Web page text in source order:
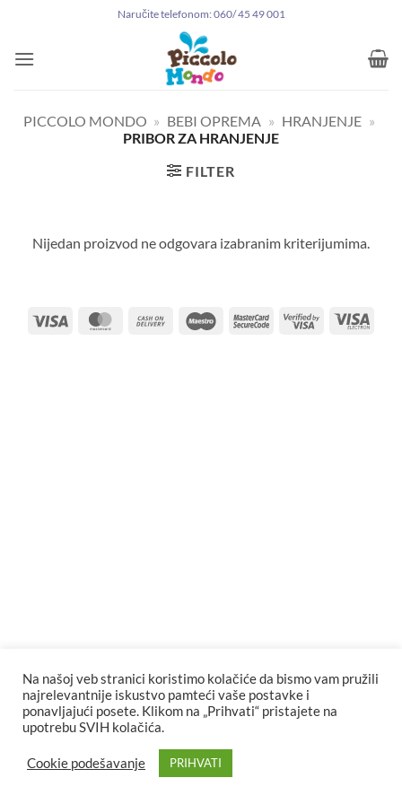
sadržaj
Naručite telefonom: 060/ 45 49 001
PICCOLO MONDO » BEBI OPREMA » HRANJENJE »
PRIBOR ZA HRANJENJE
FILTER
Nijedan proizvod ne odgovara izabranim kriterijumima.
Visa MasterCardCash
Maestro MasterCard
Visa
Visa
Na našoj veb stranici koristimo kolačiće da bismo vam pružili
najrelevantnije iskustvo pamteći vaše postavke i
ponavljajući posete. Klikom na „Prihvati“ pristajete na
upotrebu SVIH kolačića.
Cookie podešavanje PRIHVATI